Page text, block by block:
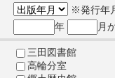
※発行年
年
月
三田図書館
高輪分室